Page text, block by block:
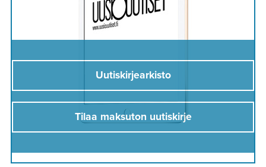
Uutiskirjearkisto
Tilaa maksuton uutiskirje